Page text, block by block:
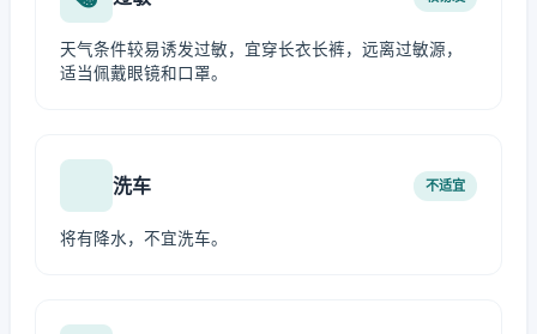
天气条件较易诱发过敏，宜穿长衣长裤，远离过敏源，
适当佩戴眼镜和口罩。
洗车 不适宜
将有降水，不宜洗车。